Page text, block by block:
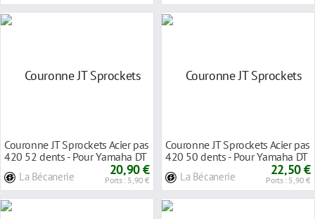
Couronne JT Sprockets Acier pas
420 52 dents - Pour Yamaha DT
La Bécanerie 20,90 €
Ports : 5,90 €
Couronne JT Sprockets Acier pas
420 50 dents - Pour Yamaha DT
La Bécanerie 22,50 €
Ports : 5,90 €